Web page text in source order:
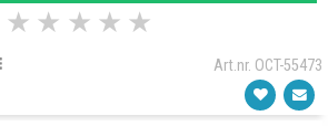
★ ★ ★ ★ ★
Art.nr. OCT-55473